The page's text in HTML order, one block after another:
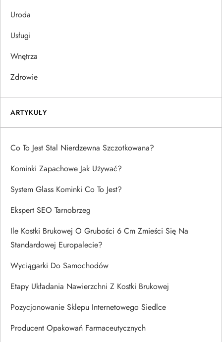
Uroda
Usługi
Wnętrza
Zdrowie
ARTYKUŁY
Co To Jest Stal Nierdzewna Szczotkowana?
Kominki Zapachowe Jak Używać?
System Glass Kominki Co To Jest?
Ekspert SEO Tarnobrzeg
Ile Kostki Brukowej O Grubości 6 Cm Zmieści Się Na
Standardowej Europalecie?
Wyciągarki Do Samochodów
Etapy Układania Nawierzchni Z Kostki Brukowej
Pozycjonowanie Sklepu Internetowego Siedlce
Producent Opakowań Farmaceutycznych